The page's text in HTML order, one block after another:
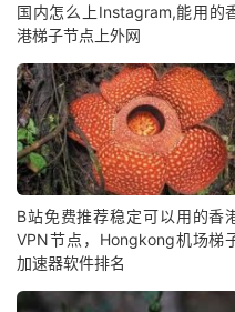
国内怎么上Instagram,能用的
港梯子节点上外网
B站免费推荐稳定可以用的香
VPN节点，Hongkong机场梯
加速器软件排名